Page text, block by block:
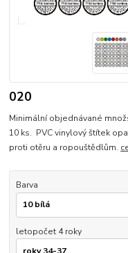
020
Minimální objednávané
10 ks. PVC vinylový štítek
proti otěru a ropouštědlům.
Barva
letopočet 4 roky